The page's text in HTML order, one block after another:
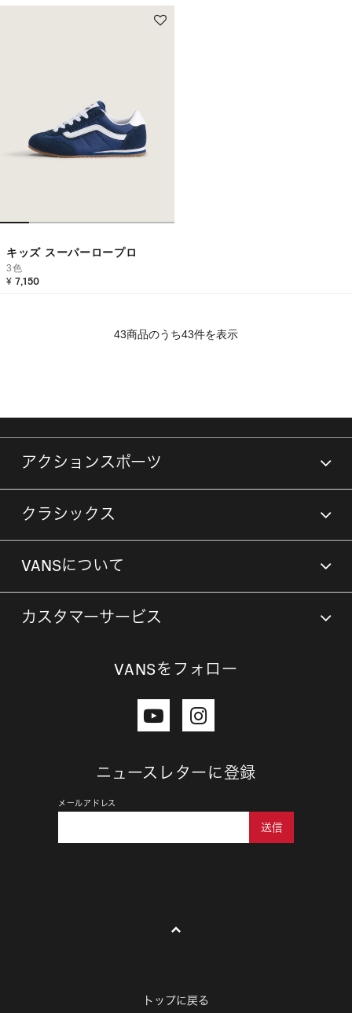
キッズ スーパーロープロ
3色
¥ 7,150
43商品のうち43件を表示
アクションスポーツ
クラシックス
VANSについて
カスタマーサービス
VANSをフォロー
ニュースレターに登録
メールアドレス
送信
トップに戻る